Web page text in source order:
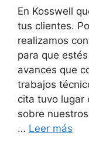
En Kosswell
tus clientes.
realizamos
para que
avances que
trabajos
cita tuvo lugar
sobre
… Leer más